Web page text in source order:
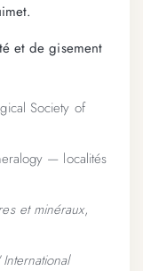
et de gisement
Society of
— localités
et minéraux,
International